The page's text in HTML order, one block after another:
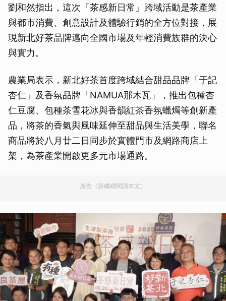
劉和然指出，這次「茶感新日常」跨域活動是茶產業
與都市消費、創意設計及體驗行銷的全方位對接，展
現新北好茶品牌邁向全國市場及年輕消費族群的決心
與實力。
農業局表示，新北好茶首度跨域結合甜品品牌「于記
杏仁」及香氛品牌「NAMUA那木瓦」，推出包種杏
仁豆腐、包種茶雪花冰與香韻紅茶香氛蠟燭等創新產
品，將茶的香氣與風味延伸至甜品與生活美學，聯名
商品將於八月廿二日同步於實體門市及網路商店上
架，為茶產業開啟更多元市場通路。
廣告（請繼續閱讀本文）